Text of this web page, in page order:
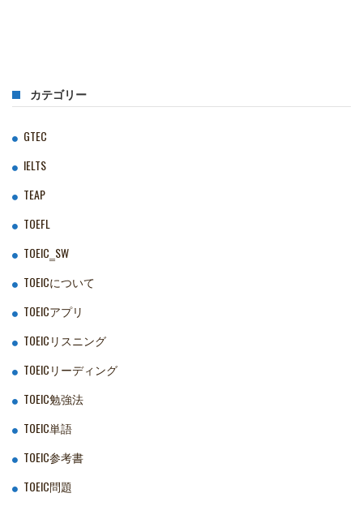
カテゴリー
GTEC
IELTS
TEAP
TOEFL
TOEIC‗SW
TOEICについて
TOEICアプリ
TOEICリスニング
TOEICリーディング
TOEIC勉強法
TOEIC単語
TOEIC参考書
TOEIC問題